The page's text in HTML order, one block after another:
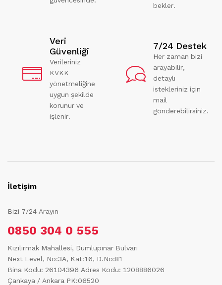
bekler.
Veri
Güvenliği
Verileriniz
KVKK
yönetmeliğine
uygun şekilde
korunur ve
işlenir.
7/24 Destek
Her zaman bizi
arayabilir,
detaylı
istekleriniz için
mail
gönderebilirsiniz.
İletişim
Bizi 7/24 Arayın
0850 304 0 555
Kızılırmak Mahallesi, Dumlupınar Bulvarı
Next Level, No:3A, Kat:16, D.No:81
Bina Kodu: 26104396 Adres Kodu: 1208886026
Çankaya / Ankara PK:06520